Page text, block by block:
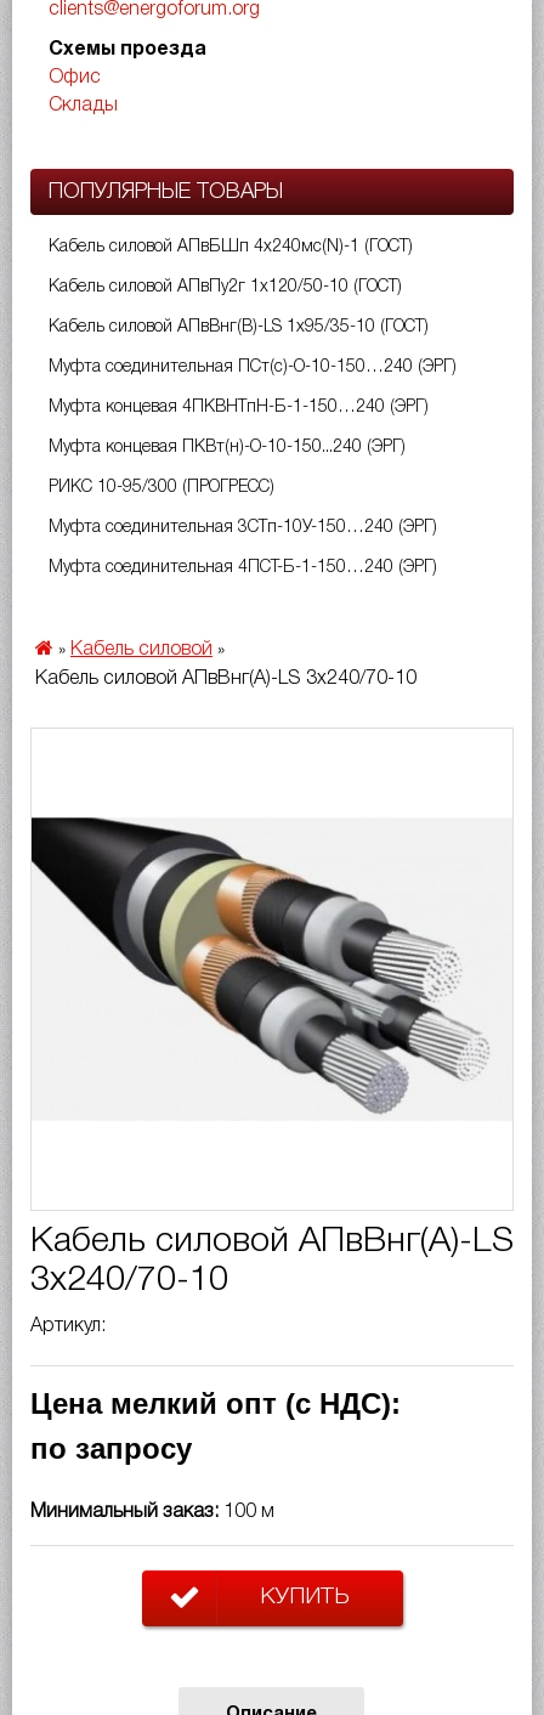
clients@energoforum.org
Схемы проезда
Офис
Склады
ПОПУЛЯРНЫЕ ТОВАРЫ
Кабель силовой АПвБШп 4х240мс(N)-1 (ГОСТ)
Кабель силовой АПвПу2г 1х120/50-10 (ГОСТ)
Кабель силовой АПвВнг(B)-LS 1х95/35-10 (ГОСТ)
Муфта соединительная ПСт(с)-О-10-150…240 (ЭРГ)
Муфта концевая 4ПКВНТпН-Б-1-150…240 (ЭРГ)
Муфта концевая ПКВт(н)-О-10-150...240 (ЭРГ)
РИКС 10-95/300 (ПРОГРЕСС)
Муфта соединительная 3СТп-10У-150…240 (ЭРГ)
Муфта соединительная 4ПСТ-Б-1-150…240 (ЭРГ)
» Кабель силовой »
Кабель силовой АПвВнг(A)-LS 3х240/70-10
Кабель силовой АПвВнг(A)-LS
3х240/70-10
Артикул:
Цена мелкий опт (с НДС):
по запросу
Минимальный заказ: 100 м
КУПИТЬ